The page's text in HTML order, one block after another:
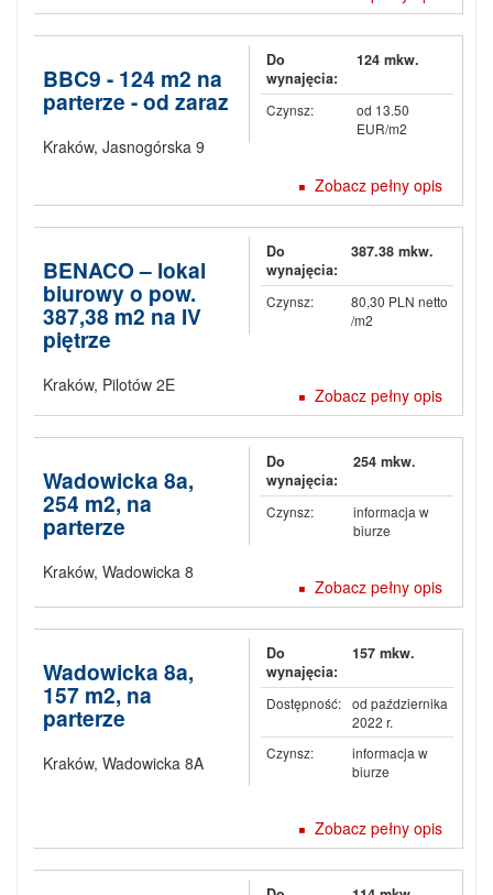
BBC9 - 124 m2 na
parterze - od zaraz
Kraków, Jasnogórska 9
Do
wynajęcia:
124 mkw.
Czynsz:
od 13.50
EUR/m2
Zobacz pełny opis
BENACO – lokal
biurowy o pow.
387,38 m2 na IV
piętrze
Kraków, Pilotów 2E
Do
wynajęcia:
387.38 mkw.
Czynsz:
80,30 PLN netto
/m2
Zobacz pełny opis
Wadowicka 8a,
254 m2, na
parterze
Kraków, Wadowicka 8
Do
wynajęcia:
254 mkw.
Czynsz:
informacja w
biurze
Zobacz pełny opis
Wadowicka 8a,
157 m2, na
parterze
Kraków, Wadowicka 8A
Do
wynajęcia:
157 mkw.
Dostępność: od października
2022 r.
Czynsz:
informacja w
biurze
Zobacz pełny opis